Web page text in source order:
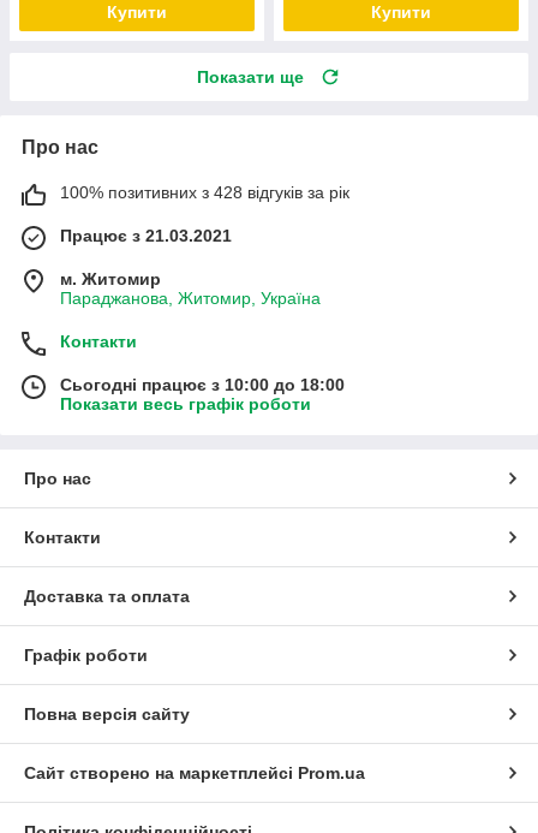
Купити Купити
Показати ще
Про нас
100% позитивних з 428 відгуків за рік
Працює з 21.03.2021
м. Житомир
Параджанова, Житомир, Україна
Контакти
Сьогодні працює з 10:00 до 18:00
Показати весь графік роботи
Про нас
Контакти
Доставка та оплата
Графік роботи
Повна версія сайту
Сайт створено на маркетплейсі Prom.ua